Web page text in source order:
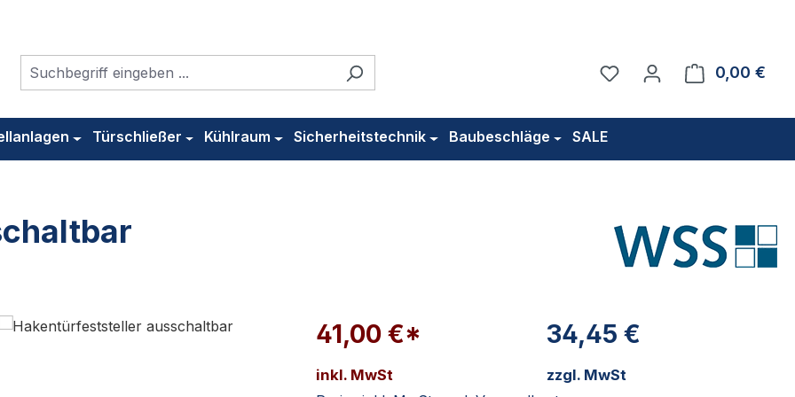
Du hast 0 Produkte auf
0,00 €
Türschließer Kühlraum Sicherheitstechnik Baubeschläge SALE
41,00 €*
inkl. MwSt
34,45 €
zzgl. MwSt